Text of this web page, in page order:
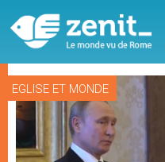
EGLISE ET MONDE